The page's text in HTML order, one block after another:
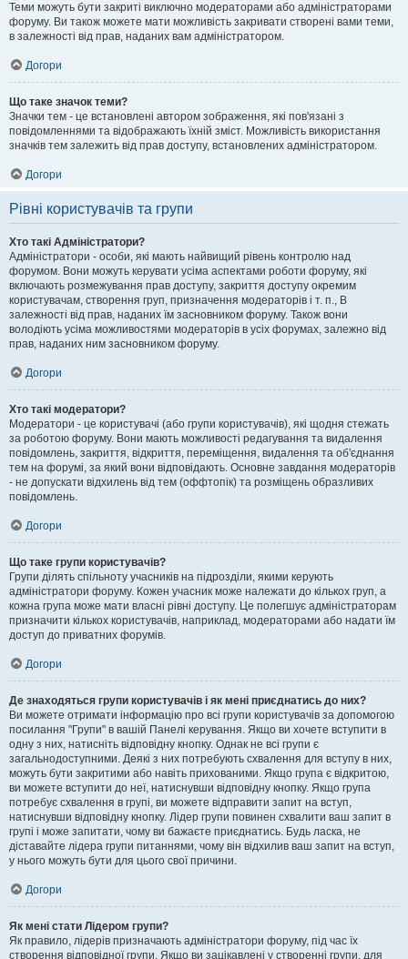
Теми можуть бути закриті виключно модераторами або адміністраторами
форуму. Ви також можете мати можливість закривати створені вами теми,
в залежності від прав, наданих вам адміністратором.
Догори
Що таке значок теми?
Значки тем - це встановлені автором зображення, які пов'язані з
повідомленнями та відображають їхній зміст. Можливість використання
значків тем залежить від прав доступу, встановлених адміністратором.
Догори
Рівні користувачів та групи
Хто такі Адміністратори?
Адміністратори - особи, які мають найвищий рівень контролю над
форумом. Вони можуть керувати усіма аспектами роботи форуму, які
включають розмежування прав доступу, закриття доступу окремим
користувачам, створення груп, призначення модераторів і т. п., В
залежності від прав, наданих їм засновником форуму. Також вони
володіють усіма можливостями модераторів в усіх форумах, залежно від
прав, наданих ним засновником форуму.
Догори
Хто такі модератори?
Модератори - це користувачі (або групи користувачів), які щодня стежать
за роботою форуму. Вони мають можливості редагування та видалення
повідомлень, закриття, відкриття, переміщення, видалення та об'єднання
тем на форумі, за який вони відповідають. Основне завдання модераторів
- не допускати відхилень від тем (оффтопік) та розміщень образливих
повідомлень.
Догори
Що таке групи користувачів?
Групи ділять спільноту учасників на підрозділи, якими керують
адміністратори форуму. Кожен учасник може належати до кількох груп, а
кожна група може мати власні рівні доступу. Це полегшує адміністраторам
призначити кількох користувачів, наприклад, модераторами або надати їм
доступ до приватних форумів.
Догори
Де знаходяться групи користувачів і як мені приєднатись до них?
Ви можете отримати інформацію про всі групи користувачів за допомогою
посилання "Групи" в вашій Панелі керування. Якщо ви хочете вступити в
одну з них, натисніть відповідну кнопку. Однак не всі групи є
загальнодоступними. Деякі з них потребують схвалення для вступу в них,
можуть бути закритими або навіть прихованими. Якщо група є відкритою,
ви можете вступити до неї, натиснувши відповідну кнопку. Якщо група
потребує схвалення в групі, ви можете відправити запит на вступ,
натиснувши відповідну кнопку. Лідер групи повинен схвалити ваш запит в
групі і може запитати, чому ви бажаєте приєднатись. Будь ласка, не
діставайте лідера групи питаннями, чому він відхилив ваш запит на вступ,
у нього можуть бути для цього свої причини.
Догори
Як мені стати Лідером групи?
Як правило, лідерів призначають адміністратори форуму, під час їх
створення відповідної групи. Якщо ви зацікавлені у створенні групи, для